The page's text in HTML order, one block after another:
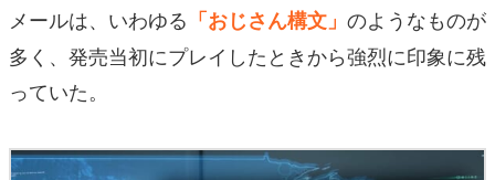
メールは、いわゆる 「おじさん構文」 のようなものが
多く、発売当初にプレイしたときから強烈に印象に残
っていた。